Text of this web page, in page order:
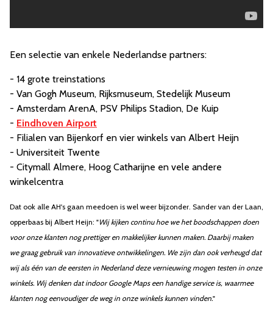
Een selectie van enkele Nederlandse partners:
- 14 grote treinstations
- Van Gogh Museum, Rijksmuseum, Stedelijk Museum
- Amsterdam ArenA, PSV Philips Stadion, De Kuip
- Eindhoven Airport
- Filialen van Bijenkorf en vier winkels van Albert Heijn
- Universiteit Twente
- Citymall Almere, Hoog Catharijne en vele andere
winkelcentra
Dat ook alle AH's gaan meedoen is wel weer bijzonder. Sander van der Laan,
opperbaas bij Albert Heijn: "Wij kijken continu hoe we het boodschappen doen
voor onze klanten nog prettiger en makkelijker kunnen maken. Daarbij maken
we graag gebruik van innovatieve ontwikkelingen. We zijn dan ook verheugd dat
wij als één van de eersten in Nederland deze vernieuwing mogen testen in onze
winkels. Wij denken dat indoor Google Maps een handige service is, waarmee
klanten nog eenvoudiger de weg in onze winkels kunnen vinden."